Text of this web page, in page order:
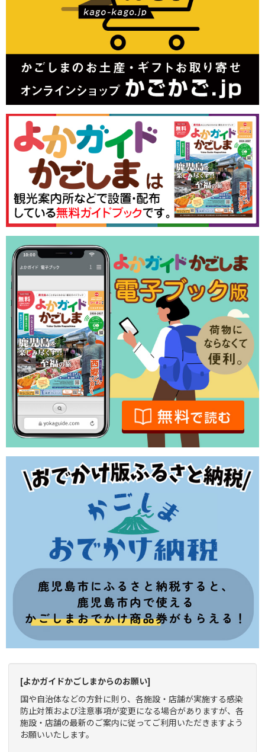
[よかガイドかごしまからのお願い]
国や自治体などの方針に則り、各施設・店舗が実施する感染
防止対策および注意事項が変更になる場合がありますが、各
施設・店舗の最新のご案内に従ってご利用いただきますよう
お願いいたします。